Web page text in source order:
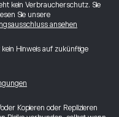
kein Verbraucherschutz. Sie
Sie unsere
ansehen
Hinweis auf zukünftige
Kopieren oder Replizieren